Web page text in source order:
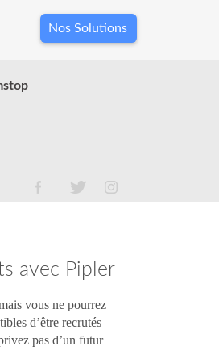
Nos Solutions
avec Pipler
vous ne pourrez
d’être recrutés
pas d’un futur